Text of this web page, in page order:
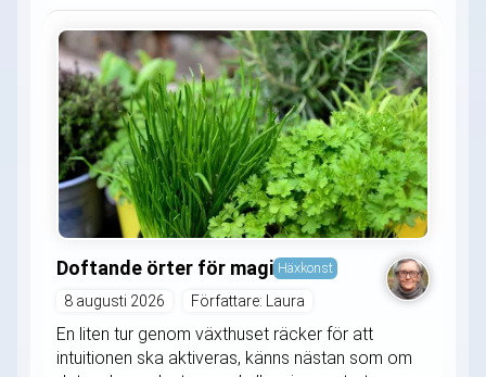
Doftande örter för magi Häxkonst
8 augusti 2026 Författare: Laura
En liten tur genom växthuset räcker för att
intuitionen ska aktiveras, känns nästan som om